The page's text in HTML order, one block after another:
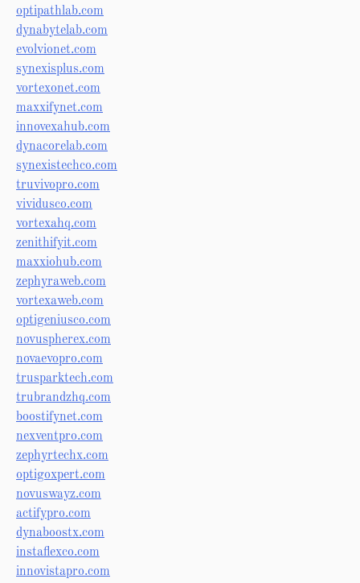
optipathlab.com
dynabytelab.com
evolvionet.com
synexisplus.com
vortexonet.com
maxxifynet.com
innovexahub.com
dynacorelab.com
synexistechco.com
truvivopro.com
vividusco.com
vortexahq.com
zenithifyit.com
maxxiohub.com
zephyraweb.com
vortexaweb.com
optigeniusco.com
novuspherex.com
novaevopro.com
trusparktech.com
trubrandzhq.com
boostifynet.com
nexventpro.com
zephyrtechx.com
optigoxpert.com
novuswayz.com
actifypro.com
dynaboostx.com
instaflexco.com
innovistapro.com